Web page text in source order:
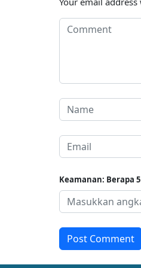
Keamanan: Berapa 5
Post Comment